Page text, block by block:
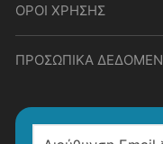
ΟΡΟΙ ΧΡΗΣΗΣ
ΠΡΟΣΩΠΙΚΑ